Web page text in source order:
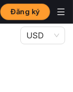
Đăng ký
USD